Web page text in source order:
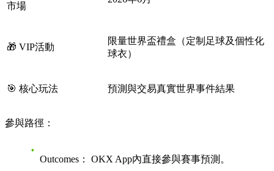
市場
🎁 VIP活動
限量世界盃禮盒（定制足球及個性化
球衣）
🎯 核心玩法 預測與交易真實世界事件結果
參與路徑：
Outcomes： OKX App內直接參與賽事預測。